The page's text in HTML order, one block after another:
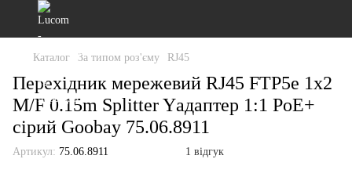
Каталог За типом роз'єму RJ45
Перехідник мережевий RJ45 FTP5e 1x2
M/F 0.15m Splitter Yадаптер 1:1 PoE+
сірий Goobay 75.06.8911
Артикул: 75.06.8911 1 відгук